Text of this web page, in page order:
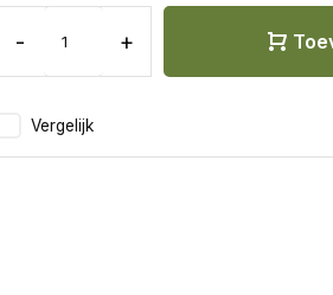
- +
Vergelijk